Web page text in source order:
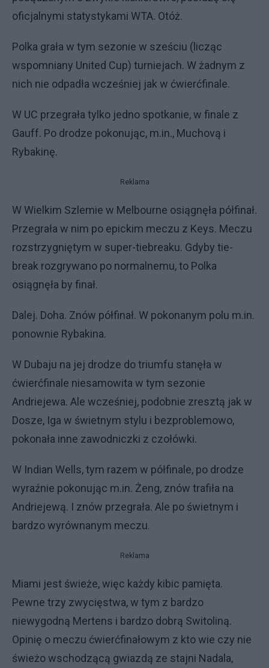
oficjalnymi statystykami WTA. Otóż.
Polka grała w tym sezonie w sześciu (licząc
wspomniany United Cup) turniejach. W żadnym z
nich nie odpadła wcześniej jak w ćwierćfinale.
W UC przegrała tylko jedno spotkanie, w finale z
Gauff. Po drodze pokonując, m.in., Muchovą i
Rybakinę.
Reklama
W Wielkim Szlemie w Melbourne osiągnęła półfinał.
Przegrała w nim po epickim meczu z Keys. Meczu
rozstrzygniętym w super-tiebreaku. Gdyby tie-
break rozgrywano po normalnemu, to Polka
osiągnęła by finał.
Dalej. Doha. Znów półfinał. W pokonanym polu m.in.
ponownie Rybakina.
W Dubaju na jej drodze do triumfu stanęła w
ćwierćfinale niesamowita w tym sezonie
Andriejewa. Ale wcześniej, podobnie zresztą jak w
Dosze, Iga w świetnym stylu i bezproblemowo,
pokonała inne zawodniczki z czołówki.
W Indian Wells, tym razem w półfinale, po drodze
wyraźnie pokonując m.in. Żeng, znów trafiła na
Andriejewą. I znów przegrała. Ale po świetnym i
bardzo wyrównanym meczu.
Reklama
Miami jest świeże, więc każdy kibic pamięta.
Pewne trzy zwycięstwa, w tym z bardzo
niewygodną Mertens i bardzo dobrą Switoliną.
Opinię o meczu ćwierćfinałowym z kto wie czy nie
świeżo wschodzącą gwiazdą ze stajni Nadala,